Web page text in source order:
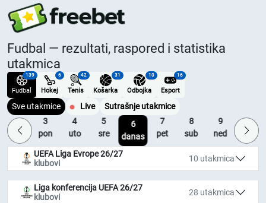
Fudbal — rezultati, raspored i statistika
utakmica
139
Fudbal
6
Hokej
42
Tenis
31
Košarka
10
Odbojka
16
Esport
Sve utakmice Live
Sutrašnje utakmice
2
ned
3
pon
4
uto
5
sre
6
danas
7
pet
8
sub
9
ned
10
pon
UEFA Liga Evrope 26/27
klubovi
10 utakmica
Liga konferencija UEFA 26/27
klubovi
28 utakmica